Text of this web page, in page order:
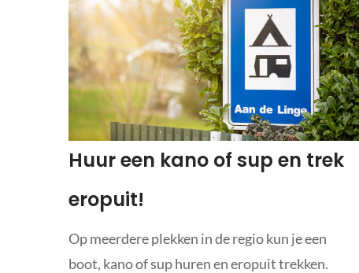
Huur een kano of sup en trek
eropuit!
Op meerdere plekken in de regio kun je een
boot, kano of sup huren en eropuit trekken.